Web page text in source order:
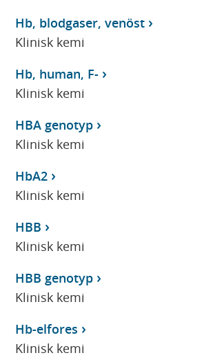
Hb, blodgaser, venöst
Klinisk kemi
Hb, human, F-
Klinisk kemi
HBA genotyp
Klinisk kemi
HbA2
Klinisk kemi
HBB
Klinisk kemi
HBB genotyp
Klinisk kemi
Hb-elfores
Klinisk kemi